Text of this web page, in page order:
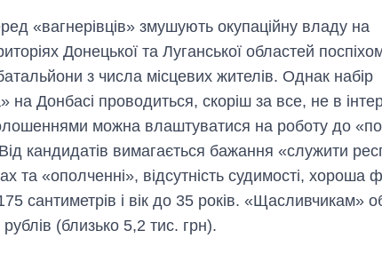
«вагнерівців» змушують окупаційну владу на
Донецької та Луганської областей
з числа місцевих жителів. Однак набір
на Донбасі проводиться, скоріш за все, не в
можна влаштуватися на роботу до
кандидатів вимагається бажання «служити
та «ополченні», відсутність судимості, хороша
сантиметрів і вік до 35 років. «Щасливчикам»
(близько 5,2 тис. грн).